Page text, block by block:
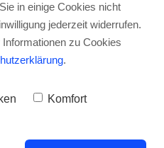
in einige Cookies nicht
jederzeit widerrufen.
zu Cookies
.
Komfort